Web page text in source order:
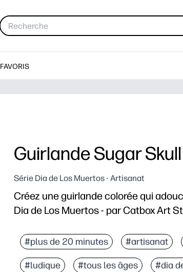
FAVORIS
Guirlande Sugar Skull
Série Dia de Los Muertos - Artisanat
Créez une guirlande colorée qui
Dia de Los Muertos - par Catbox Art
#plus de 20 minutes #artisanat
#ludique #tous les âges #dia